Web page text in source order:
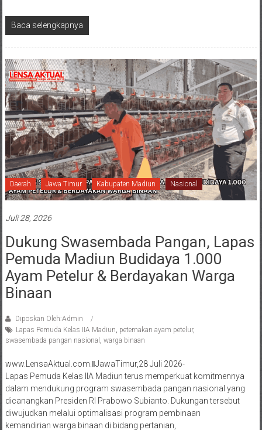
Baca selengkapnya
Daerah Jawa Timur Kabupaten Madiun Nasional
Juli 28, 2026
Dukung Swasembada Pangan, Lapas
Pemuda Madiun Budidaya 1.000
Ayam Petelur & Berdayakan Warga
Binaan
Diposkan Oleh:Admin
Lapas Pemuda Kelas IIA Madiun peternakan ayam petelur,
swasembada pangan nasional
warga binaan
www.LensaAktual.com.ǁJawaTimur,28 Juli 2026-
Lapas Pemuda Kelas IIA Madiun terus memperkuat komitmennya
dalam mendukung program swasembada pangan nasional yang
dicanangkan Presiden RI Prabowo Subianto. Dukungan tersebut
diwujudkan melalui optimalisasi program pembinaan
kemandirian warga binaan di bidang pertanian,